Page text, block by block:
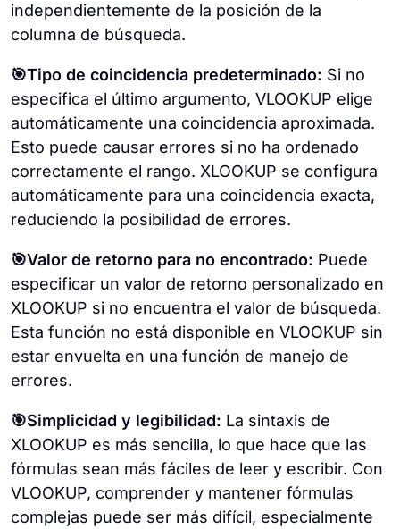
independientemente de la posición de la
columna de búsqueda.
🎯Tipo de coincidencia predeterminado: Si no
especifica el último argumento, VLOOKUP elige
automáticamente una coincidencia aproximada.
Esto puede causar errores si no ha ordenado
correctamente el rango. XLOOKUP se configura
automáticamente para una coincidencia exacta,
reduciendo la posibilidad de errores.
🎯Valor de retorno para no encontrado: Puede
especificar un valor de retorno personalizado en
XLOOKUP si no encuentra el valor de búsqueda.
Esta función no está disponible en VLOOKUP sin
estar envuelta en una función de manejo de
errores.
🎯Simplicidad y legibilidad: La sintaxis de
XLOOKUP es más sencilla, lo que hace que las
fórmulas sean más fáciles de leer y escribir. Con
VLOOKUP, comprender y mantener fórmulas
complejas puede ser más difícil, especialmente